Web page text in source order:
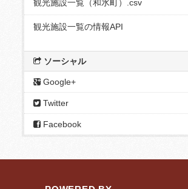
観光施設一覧（和水町）.csv
観光施設一覧の情報API
ソーシャル
Google+
Twitter
Facebook